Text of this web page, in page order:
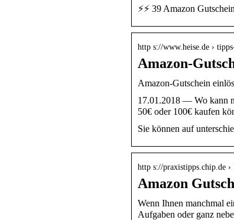
⚡⚡ 39 Amazon
http s://www.heise.de ›
Amazon-
Amazon-Gutschein
17.01.2018 — Wo kann
50€ oder 100€ kaufen
Sie können auf
http s://praxistipps.chip.de ›
Amazon
Wenn Ihnen manchmal
Aufgaben oder ganz